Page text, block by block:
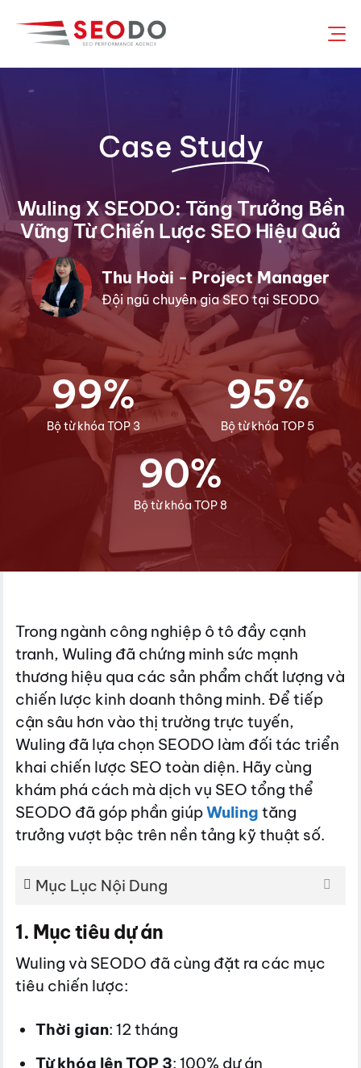
đến
dung
Case Study
Wuling X SEODO: Tăng Trưởng Bền
Vững Từ Chiến Lược SEO Hiệu Quả
Thu Hoài - Project Manager
Đội ngũ chuyên gia SEO tại SEODO
99%
Bộ từ khóa TOP 3
95%
Bộ từ khóa TOP 5
90%
Bộ từ khóa TOP 8
Trong ngành công nghiệp ô tô đầy cạnh
tranh, Wuling đã chứng minh sức mạnh
thương hiệu qua các sản phẩm chất lượng và
chiến lược kinh doanh thông minh. Để tiếp
cận sâu hơn vào thị trường trực tuyến,
Wuling đã lựa chọn SEODO làm đối tác triển
khai chiến lược SEO toàn diện. Hãy cùng
khám phá cách mà dịch vụ SEO tổng thể
SEODO đã góp phần giúpWuling tăng
trưởng vượt bậc trên nền tảng kỹ thuật số.
Mục Lục Nội Dung
1. Mục tiêu dự án
Wuling và SEODO đã cùng đặt ra các mục
tiêu chiến lược:
Thời gian: 12 tháng
Từ khóa lên TOP 3: 100% dự án